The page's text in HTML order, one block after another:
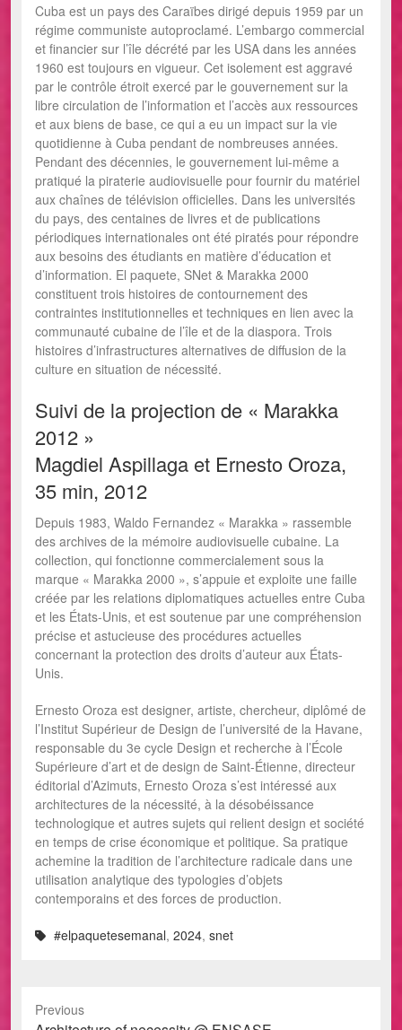
Cuba est un pays des Caraïbes dirigé depuis 1959 par un
régime communiste autoproclamé. L’embargo commercial
et financier sur l’île décrété par les USA dans les années
1960 est toujours en vigueur. Cet isolement est aggravé
par le contrôle étroit exercé par le gouvernement sur la
libre circulation de l’information et l’accès aux ressources
et aux biens de base, ce qui a eu un impact sur la vie
quotidienne à Cuba pendant de nombreuses années.
Pendant des décennies, le gouvernement lui-même a
pratiqué la piraterie audiovisuelle pour fournir du matériel
aux chaînes de télévision officielles. Dans les universités
du pays, des centaines de livres et de publications
périodiques internationales ont été piratés pour répondre
aux besoins des étudiants en matière d’éducation et
d’information. El paquete, SNet & Marakka 2000
constituent trois histoires de contournement des
contraintes institutionnelles et techniques en lien avec la
communauté cubaine de l’île et de la diaspora. Trois
histoires d’infrastructures alternatives de diffusion de la
culture en situation de nécessité.
Suivi de la projection de « Marakka
2012 »
Magdiel Aspillaga et Ernesto Oroza,
35 min, 2012
Depuis 1983, Waldo Fernandez « Marakka » rassemble
des archives de la mémoire audiovisuelle cubaine. La
collection, qui fonctionne commercialement sous la
marque « Marakka 2000 », s’appuie et exploite une faille
créée par les relations diplomatiques actuelles entre Cuba
et les États-Unis, et est soutenue par une compréhension
précise et astucieuse des procédures actuelles
concernant la protection des droits d’auteur aux États-
Unis.
Ernesto Oroza est designer, artiste, chercheur, diplômé de
l’Institut Supérieur de Design de l’université de la Havane,
responsable du 3e cycle Design et recherche à l’École
Supérieure d’art et de design de Saint-Étienne, directeur
éditorial d’Azimuts, Ernesto Oroza s’est intéressé aux
architectures de la nécessité, à la désobéissance
technologique et autres sujets qui relient design et société
en temps de crise économique et politique. Sa pratique
achemine la tradition de l’architecture radicale dans une
utilisation analytique des typologies d’objets
contemporains et des forces de production.
#elpaquetesemanal, 2024, snet
Previous